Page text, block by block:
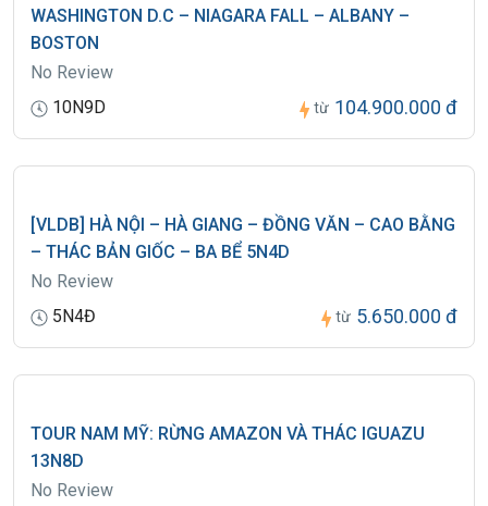
WASHINGTON D.C – NIAGARA FALL – ALBANY –
BOSTON
No Review
10N9D
từ 104.900.000 đ
[VLDB] HÀ NỘI – HÀ GIANG – ĐỒNG VĂN – CAO BẰNG
– THÁC BẢN GIỐC – BA BỂ 5N4D
No Review
5N4Đ
từ 5.650.000 đ
TOUR NAM MỸ: RỪNG AMAZON VÀ THÁC IGUAZU
13N8D
No Review